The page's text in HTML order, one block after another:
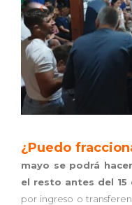
¿Puedo
mayo se podrá
el resto antes del 15
por ingreso o